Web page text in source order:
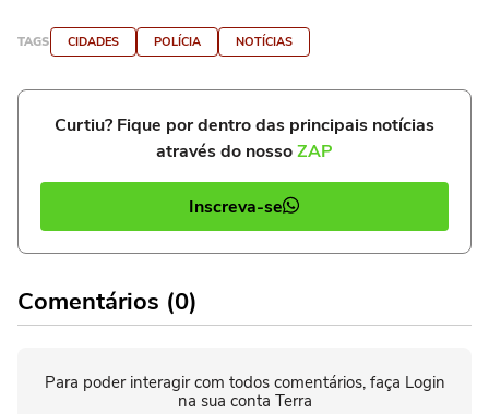
TAGS CIDADES POLÍCIA NOTÍCIAS
Curtiu? Fique por dentro das principais notícias
através do nossoZAP
Inscreva-se
Comentários (0)
Para poder interagir com todos comentários, faça Login
na sua conta Terra